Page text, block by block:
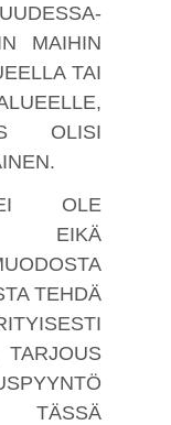
MAIHIN
TAI
OLISI
OLE
EIKÄ
TEHDÄ